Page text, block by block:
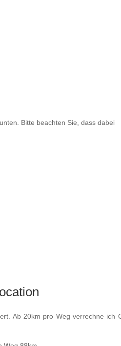
Bitte beachten Sie, dass dabei
Ab 20km pro Weg verrechne ich